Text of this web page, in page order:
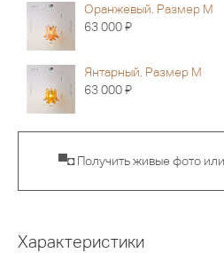
Оранжевый. Размер M
63 000Я
Янтарный. Размер M
63 000Я
▀◘ Получить живые фото
Характеристики